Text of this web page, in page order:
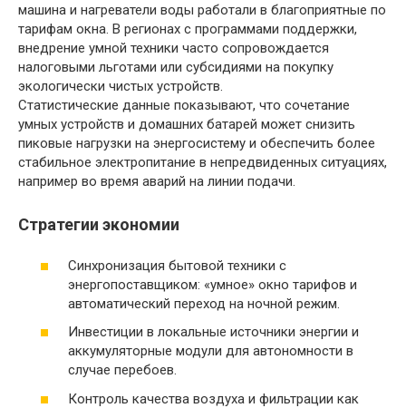
машина и нагреватели воды работали в благоприятные по
тарифам окна. В регионах с программами поддержки,
внедрение умной техники часто сопровождается
налоговыми льготами или субсидиями на покупку
экологически чистых устройств.
Статистические данные показывают, что сочетание
умных устройств и домашних батарей может снизить
пиковые нагрузки на энергосистему и обеспечить более
стабильное электропитание в непредвиденных ситуациях,
например во время аварий на линии подачи.
Стратегии экономии
Синхронизация бытовой техники с
энергопоставщиком: «умное» окно тарифов и
автоматический переход на ночной режим.
Инвестиции в локальные источники энергии и
аккумуляторные модули для автономности в
случае перебоев.
Контроль качества воздуха и фильтрации как